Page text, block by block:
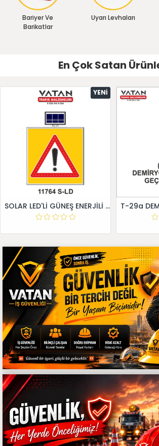
Bariyer Ve
Barikatlar
Uyarı Levhaları
En Çok Satan
YENI
SOLAR LED'Lİ GÜNEŞ ENERJİLİ LEVHA